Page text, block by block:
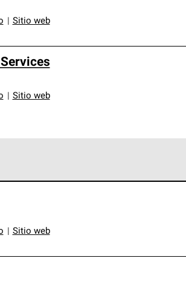
Sitio web
Sitio web
de profesionalismo y confiabilidad.
Sitio web